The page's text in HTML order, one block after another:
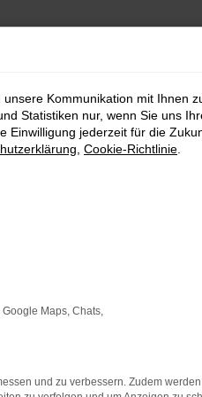
Kommunikation mit Ihnen
Statistiken nur, wenn Sie uns
Einwilligung jederzeit für die
Cookie-Richtlinie
Maps, Chats,
und zu verbessern. Zudem werden